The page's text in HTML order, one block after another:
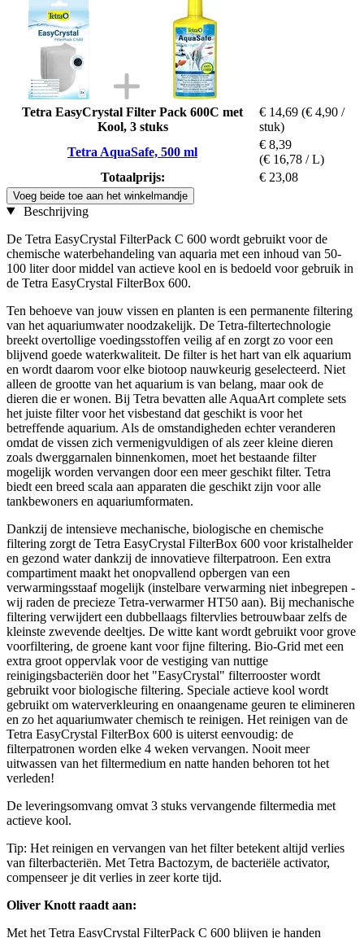
Tetra EasyCrystal Filter Pack 600C met
Kool, 3 stuks
€ 14,69 (€ 4,90 /
stuk)
Tetra AquaSafe, 500 ml
€ 8,39
(€ 16,78 / L)
Totaalprijs:
€ 23,08
Voeg beide toe aan het winkelmandje
Beschrijving
De Tetra EasyCrystal FilterPack C 600 wordt gebruikt voor de
chemische waterbehandeling van aquaria met een inhoud van 50-
100 liter door middel van actieve kool en is bedoeld voor gebruik in
de Tetra EasyCrystal FilterBox 600.
Ten behoeve van jouw vissen en planten is een permanente filtering
van het aquariumwater noodzakelijk. De Tetra-filtertechnologie
breekt overtollige voedingsstoffen veilig af en zorgt zo voor een
blijvend goede waterkwaliteit. De filter is het hart van elk aquarium
en wordt daarom voor elke biotoop nauwkeurig geselecteerd. Niet
alleen de grootte van het aquarium is van belang, maar ook de
dieren die er wonen. Bij Tetra bevatten alle AquaArt complete sets
het juiste filter voor het visbestand dat geschikt is voor het
betreffende aquarium. Als de omstandigheden echter veranderen
omdat de vissen zich vermenigvuldigen of als zeer kleine dieren
zoals dwerggarnalen binnenkomen, moet het bestaande filter
mogelijk worden vervangen door een meer geschikt filter. Tetra
biedt een breed scala aan apparaten die geschikt zijn voor alle
tankbewoners en aquariumformaten.
Dankzij de intensieve mechanische, biologische en chemische
filtering zorgt de Tetra EasyCrystal FilterBox 600 voor kristalhelder
en gezond water dankzij de innovatieve filterpatroon. Een extra
compartiment maakt het onopvallend opbergen van een
verwarmingsstaaf mogelijk (instelbare verwarming niet inbegrepen -
wij raden de precieze Tetra-verwarmer HT50 aan). Bij mechanische
filtering verwijdert een dubbellaags filtervlies betrouwbaar zelfs de
kleinste zwevende deeltjes. De witte kant wordt gebruikt voor grove
voorfiltering, de groene kant voor fijne filtering. Bio-Grid met een
extra groot oppervlak voor de vestiging van nuttige
reinigingsbacteriën door het "EasyCrystal" filterrooster wordt
gebruikt voor biologische filtering. Speciale actieve kool wordt
gebruikt om waterverkleuring en onaangename geuren te elimineren
en zo het aquariumwater chemisch te reinigen. Het reinigen van de
Tetra EasyCrystal FilterBox 600 is uiterst eenvoudig: de
filterpatronen worden elke 4 weken vervangen. Nooit meer
uitwassen van het filtermedium en natte handen behoren tot het
verleden!
De leveringsomvang omvat 3 stuks vervangende filtermedia met
actieve kool.
Tip: Het reinigen en vervangen van het filter betekent altijd verlies
van filterbacteriën. Met Tetra Bactozym, de bacteriële activator,
compenseer je dit verlies in zeer korte tijd.
Oliver Knott raadt aan:
Met het Tetra EasyCrystal FilterPack C 600 blijven je handen